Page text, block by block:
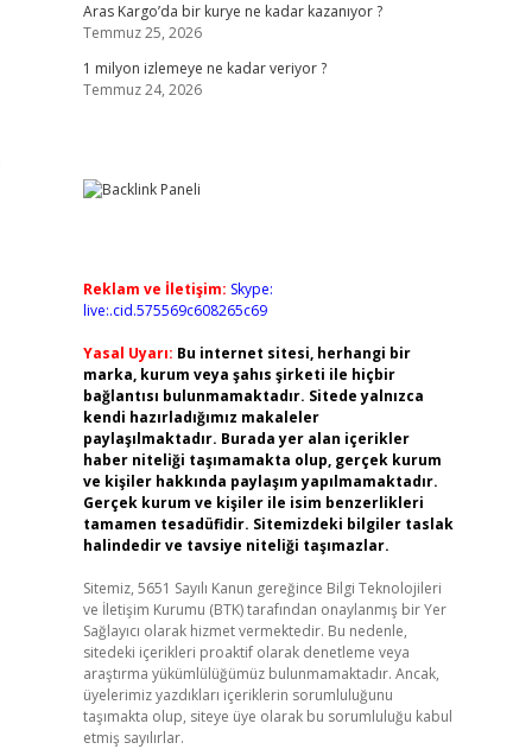
Aras Kargo’da bir kurye ne kadar kazanıyor ?
Temmuz 25, 2026
1 milyon izlemeye ne kadar veriyor ?
Temmuz 24, 2026
Reklam ve İletişim: Skype:
live:.cid.575569c608265c69
Yasal Uyarı: Bu internet sitesi, herhangi bir
marka, kurum veya şahıs şirketi ile hiçbir
bağlantısı bulunmamaktadır. Sitede yalnızca
kendi hazırladığımız makaleler
paylaşılmaktadır. Burada yer alan içerikler
haber niteliği taşımamakta olup, gerçek kurum
ve kişiler hakkında paylaşım yapılmamaktadır.
Gerçek kurum ve kişiler ile isim benzerlikleri
tamamen tesadüfidir. Sitemizdeki bilgiler taslak
halindedir ve tavsiye niteliği taşımazlar.
Sitemiz, 5651 Sayılı Kanun gereğince Bilgi Teknolojileri
ve İletişim Kurumu (BTK) tarafından onaylanmış bir Yer
Sağlayıcı olarak hizmet vermektedir. Bu nedenle,
sitedeki içerikleri proaktif olarak denetleme veya
araştırma yükümlülüğümüz bulunmamaktadır. Ancak,
üyelerimiz yazdıkları içeriklerin sorumluluğunu
taşımakta olup, siteye üye olarak bu sorumluluğu kabul
etmiş sayılırlar.